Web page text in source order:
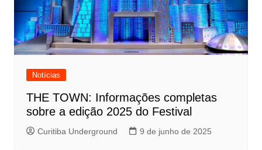
Notícias
THE TOWN: Informações completas
sobre a edição 2025 do Festival
Curitiba Underground 9 de junho de 2025